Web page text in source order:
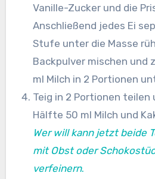
Vanille-Zucker und die
Anschließend jedes Ei
Stufe unter die Masse
Backpulver mischen und
ml Milch in 2 Portionen
Teig in 2 Portionen teilen
Hälfte 50 ml Milch und
Wer will kann jetzt beide
mit Obst oder
verfeinern.